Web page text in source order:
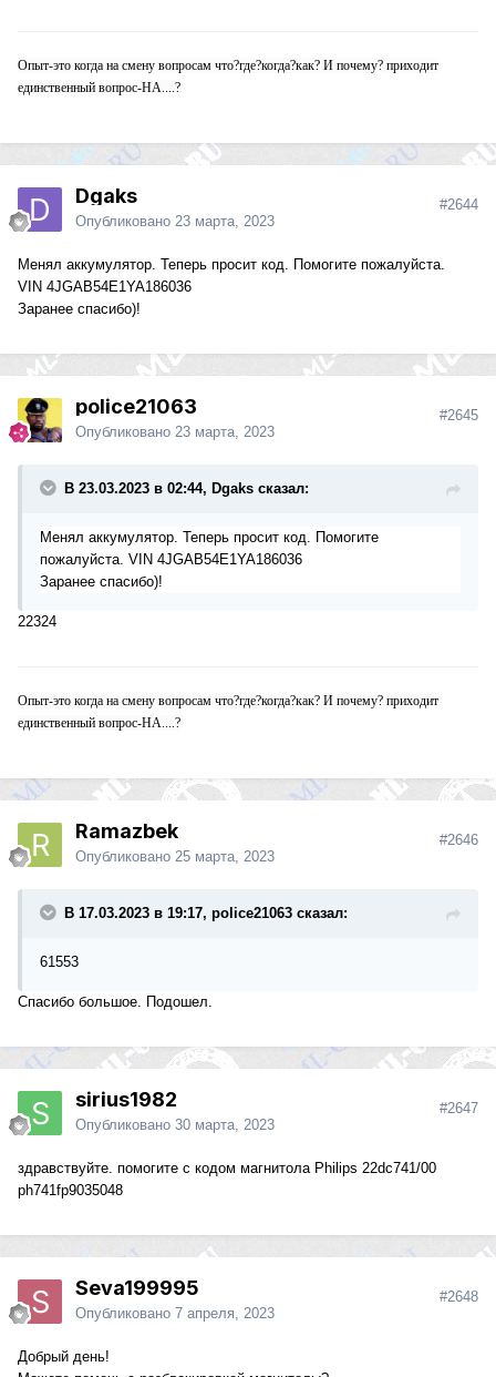
Опыт-это когда на смену вопросам что?где?когда?как? И почему? приходит
единственный вопрос-НА....?
Dgaks
Опубликовано 23 марта, 2023
#2644
Менял аккумулятор. Теперь просит код. Помогите пожалуйста.
VIN 4JGAB54E1YA186036
Заранее спасибо)!
police21063
Опубликовано 23 марта, 2023
#2645
В 23.03.2023 в 02:44, Dgaks сказал:
Менял аккумулятор. Теперь просит код. Помогите
пожалуйста. VIN 4JGAB54E1YA186036
Заранее спасибо)!
22324
Опыт-это когда на смену вопросам что?где?когда?как? И почему? приходит
единственный вопрос-НА....?
Ramazbek
Опубликовано 25 марта, 2023
#2646
В 17.03.2023 в 19:17, police21063 сказал:
61553
Спасибо большое. Подошел.
sirius1982
Опубликовано 30 марта, 2023
#2647
здравствуйте. помогите с кодом магнитола Philips 22dc741/00
ph741fp9035048
Seva199995
Опубликовано 7 апреля, 2023
#2648
Добрый день!